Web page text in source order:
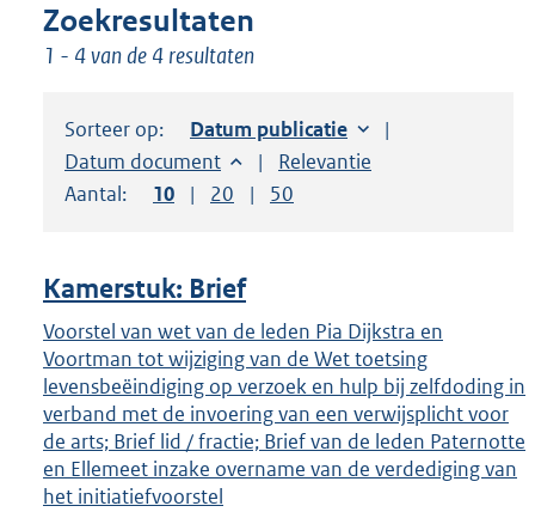
suggesties.
Druk
om
uw
keuze
te
bevestigen.
Zoekresultaten
1 - 4 van de 4 resultaten
Sorteer op: Sorteer op:
Datum publicatie
Sorteer op:
Datum document Sorteer op:
Relevantie
Aantal:
Toon
10 resultaten per pagina
Toon
20 resultaten per pagina
Toon
50
Kamerstuk: Brief
Voorstel van wet van de leden Pia Dijkstra en
Voortman tot wijziging van de Wet toetsing
levensbeëindiging op verzoek en hulp bij zelfdoding in
verband met de invoering van een verwijsplicht voor
de arts; Brief lid / fractie; Brief van de leden Paternotte
en Ellemeet inzake overname van de verdediging van
het initiatiefvoorstel